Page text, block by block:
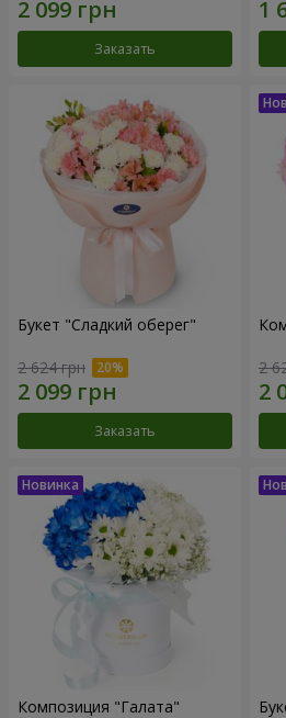
Заказать
Букет "Сладкий оберег"
2 624 грн
Заказать
2
Композиция "Галата"